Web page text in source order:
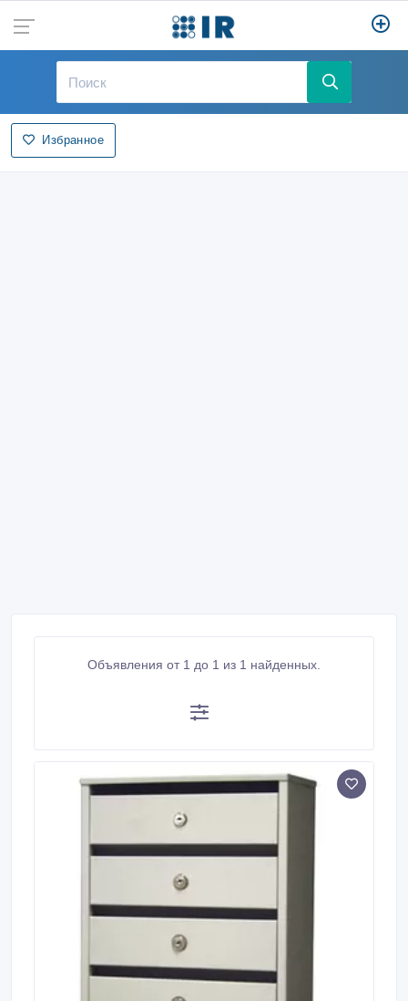
Избранное
Объявления от 1 до 1 из 1 найденных.